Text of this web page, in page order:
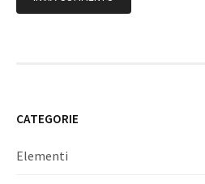
CATEGORIE
Elementi